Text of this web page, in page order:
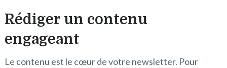
Rédiger un contenu
engageant
Le contenu est le cœur de votre newsletter. Pour